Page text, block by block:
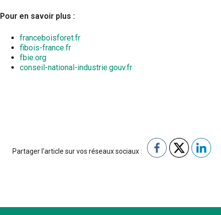
Pour en savoir plus :
franceboisforet.fr
fibois-france.fr
fbie.org
conseil-national-industrie.gouv.fr
Partager l'article sur vos réseaux sociaux :